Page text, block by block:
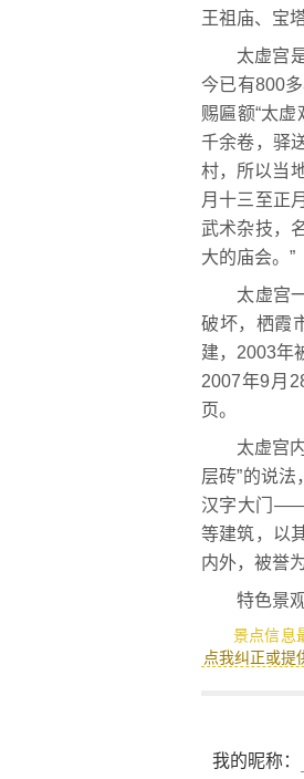
王祖庙、宝
太虚宫是
今已有800
赐匾额“太
千余卷，驿
村，所以当
月十三至正
武术杂技，
大的庙会。”
太虚宫一
破坏，栖霞
建，2003年
2007年9月
页。
太虚宫内
层砖”的说
汉字大门
等建筑，以
内外，被誉
特色景观
景点信息最
点我纠正或提
我的昵称：